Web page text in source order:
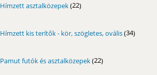
Hímzett asztalközepek 22
termék
Hímzett kis terítők - kör, szögletes, ovális 34
termék
Pamut futók és asztalközepek 22
termék